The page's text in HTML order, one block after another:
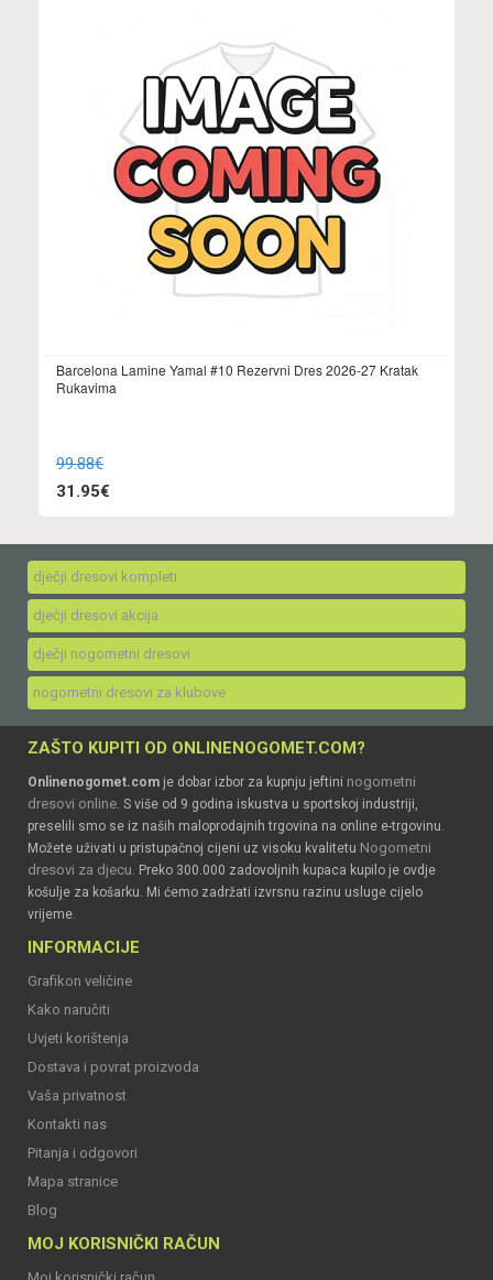
Barcelona Lamine Yamal #10 Rezervni Dres 2026-27 Kratak
Rukavima
99.88€
31.95€
dječji dresovi kompleti
dječji dresovi akcija
dječji nogometni dresovi
nogometni dresovi za klubove
ZAŠTO KUPITI OD ONLINENOGOMET.COM?
Onlinenogomet.com je dobar izbor za kupnju jeftini nogometni
dresovi online. S više od 9 godina iskustva u sportskoj industriji,
preselili smo se iz naših maloprodajnih trgovina na online e-trgovinu.
Možete uživati u pristupačnoj cijeni uz visoku kvalitetu Nogometni
dresovi za djecu. Preko 300.000 zadovoljnih kupaca kupilo je ovdje
košulje za košarku. Mi ćemo zadržati izvrsnu razinu usluge cijelo
vrijeme.
INFORMACIJE
Grafikon veličine
Kako naručiti
Uvjeti korištenja
Dostava i povrat proizvoda
Vaša privatnost
Kontakti nas
Pitanja i odgovori
Mapa stranice
Blog
MOJ KORISNIČKI RAČUN